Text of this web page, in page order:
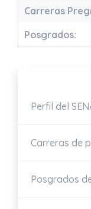
Carreras
Posgrados:
Perfil del
Carreras de
Posgrados